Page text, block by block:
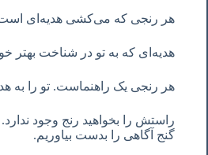
هر رنجی که می‌کشی هدیه‌ای
هدیه‌ای که به تو در شناخت بهتر
هر رنجی یک راهنماست. تو را به
راستش را بخواهید رنج وجود
گنج آگاهی را بدست بیاوریم.